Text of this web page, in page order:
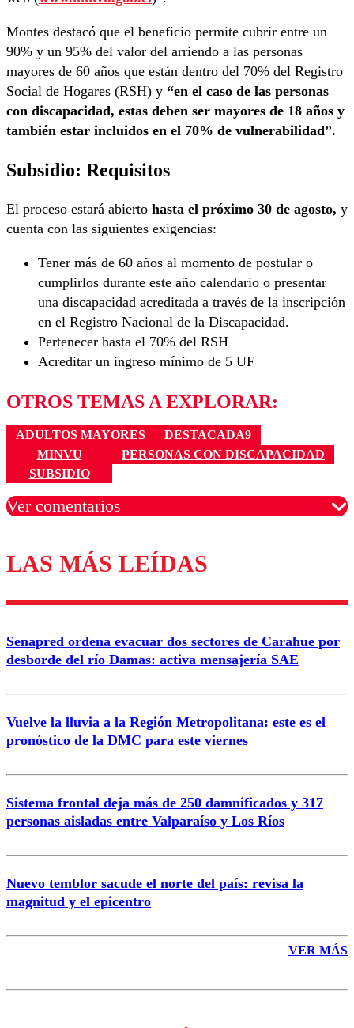
Montes destacó que el beneficio permite cubrir entre un
90% y un 95% del valor del arriendo a las personas
mayores de 60 años que están dentro del 70% del Registro
Social de Hogares (RSH) y “en el caso de las personas
con discapacidad, estas deben ser mayores de 18 años y
también estar incluidos en el 70% de vulnerabilidad”.
Subsidio: Requisitos
El proceso estará abierto hasta el próximo 30 de agosto, y
cuenta con las siguientes exigencias:
Tener más de 60 años al momento de postular o
cumplirlos durante este año calendario o presentar
una discapacidad acreditada a través de la inscripción
en el Registro Nacional de la Discapacidad.
Pertenecer hasta el 70% del RSH
Acreditar un ingreso mínimo de 5 UF
OTROS TEMAS A EXPLORAR:
ADULTOS MAYORES
DESTACADA9
MINVU
PERSONAS CON DISCAPACIDAD
SUBSIDIO
Ver comentarios
Los comentarios son moderados para garantizar un
diálogo respetuoso.
Correo
Enviar comentario
LAS MÁS LEÍDAS
Senapred ordena evacuar dos sectores de Carahue por
desborde del río Damas: activa mensajería SAE
Vuelve la lluvia a la Región Metropolitana: este es el
pronóstico de la DMC para este viernes
Sistema frontal deja más de 250 damnificados y 317
personas aisladas entre Valparaíso y Los Ríos
Nuevo temblor sacude el norte del país: revisa la
magnitud y el epicentro
VER MÁS